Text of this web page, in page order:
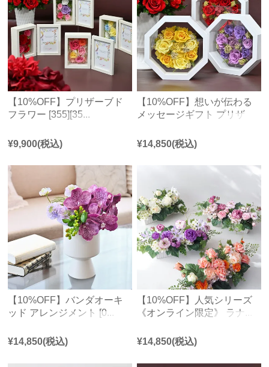
【10%OFF】プリザーブド
フラワー [355][35...
¥9,900(税込)
【10%OFF】想いが伝わる
メッセージギフト プリザ
¥14,850(税込)
【10%OFF】バンダオーキ
ッド アレンジメント [0...
¥14,850(税込)
【10%OFF】人気シリーズ
《オンライン限定》 ラナ...
¥14,850(税込)